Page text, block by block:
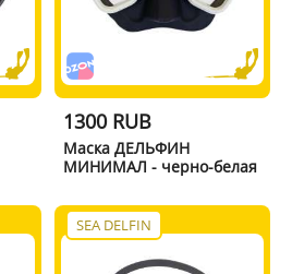
1300 RUB
Маска ДЕЛЬФИН
МИНИМАЛ - черно-белая
SEA DELFIN